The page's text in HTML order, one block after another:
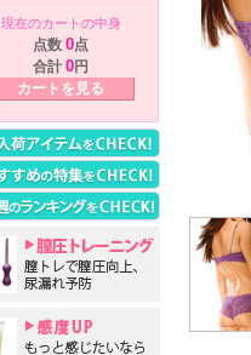
現在のカートの中身
点数 0点
合計 0円
カートを見る